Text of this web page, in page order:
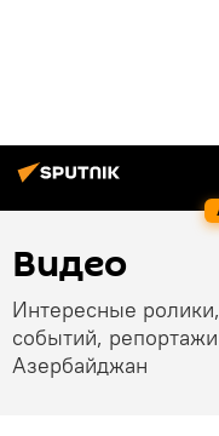
Видео
Интересные
событий,
Азербайджан